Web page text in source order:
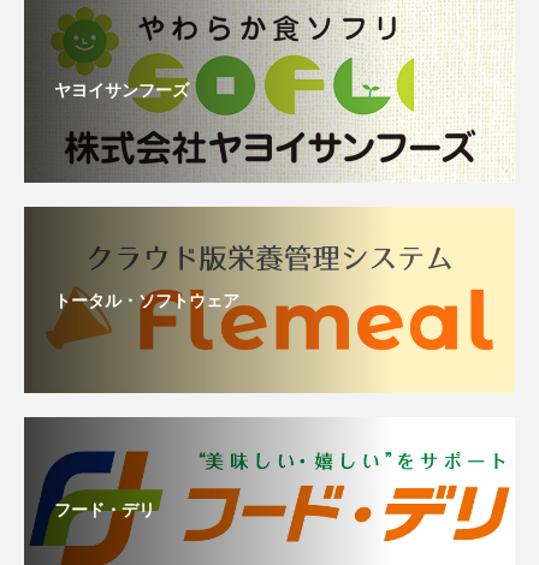
ヤヨイサンフーズ
トータル・ソフトウェア
フード・デリ